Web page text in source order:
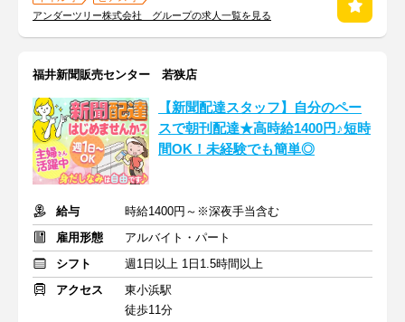
アンダーツリー株式会社 グループの求人一覧を見る
福井新聞販売センター 若狭店
【新聞配達スタッフ】自分のペー
スで朝刊配達★高時給1400円♪短時
間OK！未経験でも簡単◎
給与
時給1400円～※深夜手当含む
雇用形態
アルバイト・パート
シフト
週1日以上 1日1.5時間以上
アクセス
東小浜駅
徒歩11分